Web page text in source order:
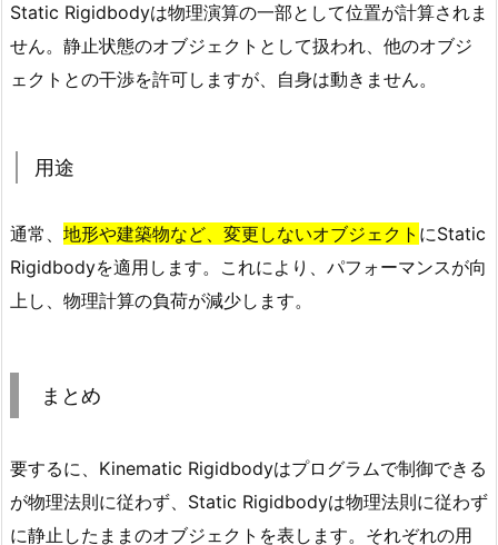
a
t
i
タ
ィ
ッ
2.
る
い
2.
2.
Static Rigidbodyは物理演算の一部として位置が計算されま
せん。静止状態のオブジェクトとして扱われ、他のオブジ
ェクトとの干渉を許可しますが、自身は動きません。
用途
通常、 地形や建築物など、変更しないオブジェクト にStatic
Rigidbodyを適用します。これにより、パフォーマンスが向
上し、物理計算の負荷が減少します。
まとめ
要するに、Kinematic Rigidbodyはプログラムで制御できる
が物理法則に従わず、Static Rigidbodyは物理法則に従わず
に静止したままのオブジェクトを表します。それぞれの用